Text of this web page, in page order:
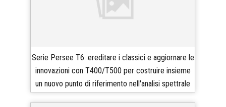
Serie Persee T6: ereditare i classici e aggiornare le
innovazioni con T400/T500 per costruire insieme
un nuovo punto di riferimento nell'analisi spettrale